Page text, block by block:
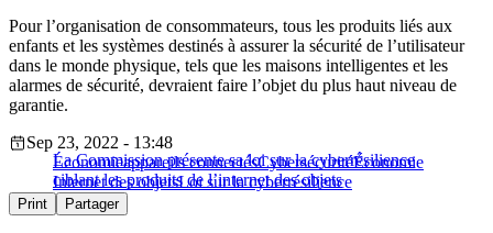
Pour l’organisation de consommateurs, tous les produits liés aux
enfants et les systèmes destinés à assurer la sécurité de l’utilisateur
dans le monde physique, tels que les maisons intelligentes et les
alarmes de sécurité, devraient faire l’objet du plus haut niveau de
garantie.
La Commission présente sa loi sur la cyberrésilience
ciblant les produits de l’internet des objets
Sep 23, 2022 - 13:48
Économieappareils connectésCybersécuritéÉconomie
Internet des objetsLoi sur la cyberrésilience
Print Partager